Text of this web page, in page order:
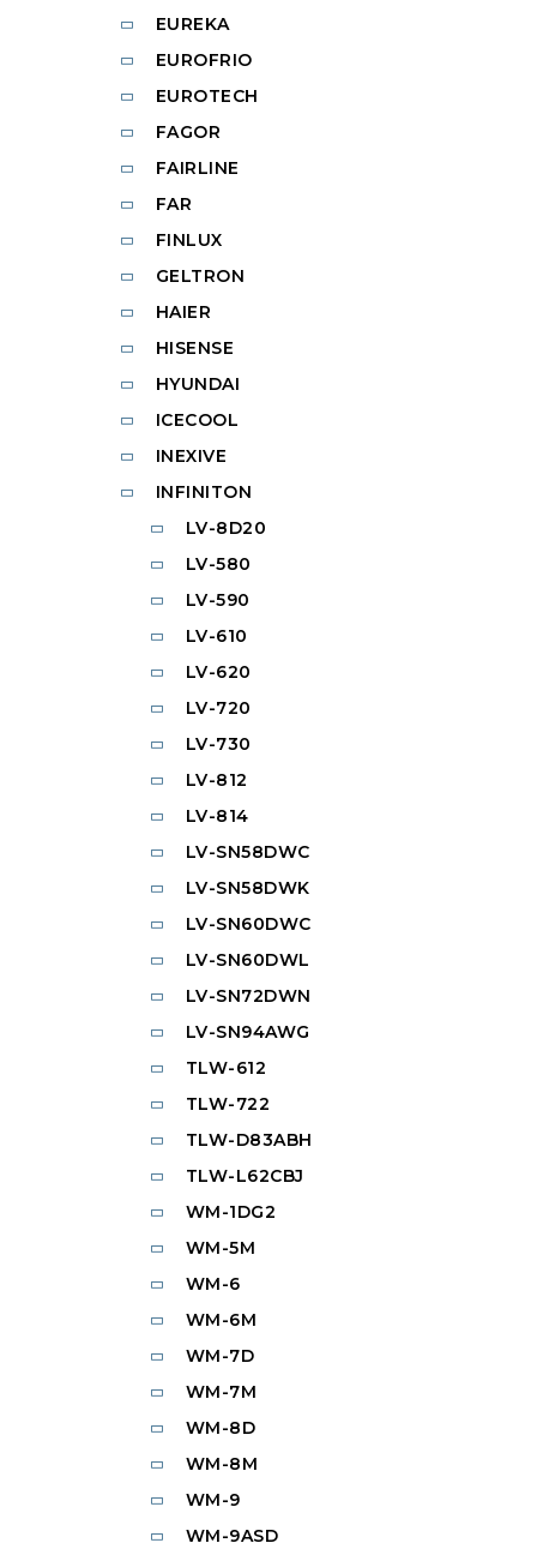
EUREKA
EUROFRIO
EUROTECH
FAGOR
FAIRLINE
FAR
FINLUX
GELTRON
HAIER
HISENSE
HYUNDAI
ICECOOL
INEXIVE
INFINITON
LV-8D20
LV-580
LV-590
LV-610
LV-620
LV-720
LV-730
LV-812
LV-814
LV-SN58DWC
LV-SN58DWK
LV-SN60DWC
LV-SN60DWL
LV-SN72DWN
LV-SN94AWG
TLW-612
TLW-722
TLW-D83ABH
TLW-L62CBJ
WM-1DG2
WM-5M
WM-6
WM-6M
WM-7D
WM-7M
WM-8D
WM-8M
WM-9
WM-9ASD